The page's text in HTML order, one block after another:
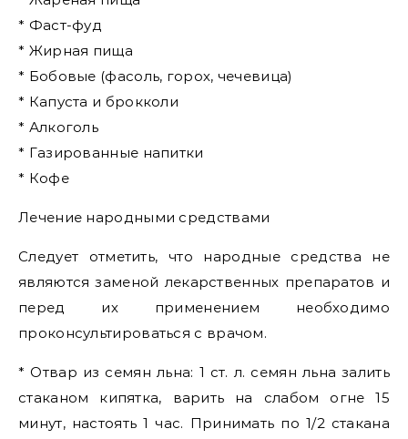
* Фаст-фуд
* Жирная пища
* Бобовые (фасоль, горох, чечевица)
* Капуста и брокколи
* Алкоголь
* Газированные напитки
* Кофе
Лечение народными средствами
Следует отметить, что народные средства не
являются заменой лекарственных препаратов и
перед их применением необходимо
проконсультироваться с врачом.
* Отвар из семян льна: 1 ст. л. семян льна залить
стаканом кипятка, варить на слабом огне 15
минут, настоять 1 час. Принимать по 1/2 стакана